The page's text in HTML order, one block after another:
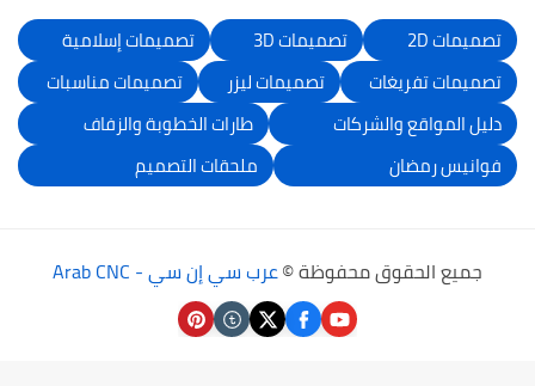
تصميمات 2D تصميمات 3D
تصميمات إسلامية
تصميمات تفريغات
تصميمات ليزر
تصميمات مناسبات
دليل المواقع والشركات
طارات الخطوبة والزفاف
فوانيس رمضان
ملحقات التصميم
جميع الحقوق محفوظة ©عرب سي إن سي - Arab CNC